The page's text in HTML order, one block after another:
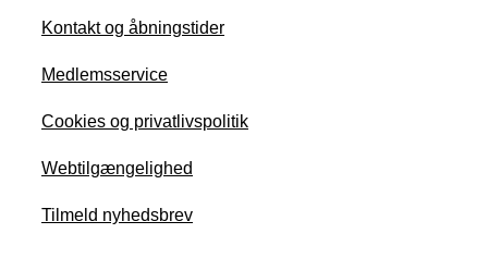
Kontakt og åbningstider
Medlemsservice
Cookies og privatlivspolitik
Webtilgængelighed
Tilmeld nyhedsbrev